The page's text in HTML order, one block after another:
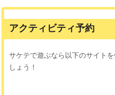
アクティビティ予約
サケテで遊ぶなら以下のサイト
しょう！